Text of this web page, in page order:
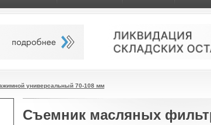
универсальный 70-108 мм
Съемник масляных